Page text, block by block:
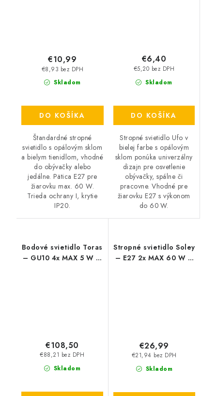
Skladom
€8,93 bez DPH
€10,99
DO KOŠÍKA
Štandardné stropné
svietidlo s opálovým sklom
a bielym tienidlom, vhodné
do obývačky alebo
jedálne. Pätica E27 pre
žiarovku max. 60 W.
Trieda ochrany I, krytie
IP20.
Skladom
€5,20 bez DPH
€6,40
DO KOŠÍKA
Stropné svietidlo Ufo v
bielej farbe s opálovým
sklom ponúka univerzálny
dizajn pre osvetlenie
obývačky, spálne či
pracovne. Vhodné pre
žiarovku E27 s výkonom
do 60 W.
Bodové svietidlo Toras
– GU10 4x MAX 5 W –
Skladom
€88,21 bez DPH
€108,50
Stropné svietidlo Soley
– E27 2x MAX 60 W –
Skladom
€21,94 bez DPH
€26,99